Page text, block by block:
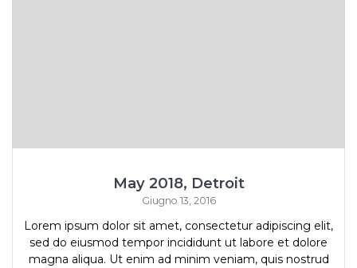
May 2018, Detroit
Giugno 13, 2016
Lorem ipsum dolor sit amet, consectetur adipiscing elit,
sed do eiusmod tempor incididunt ut labore et dolore
magna aliqua. Ut enim ad minim veniam, quis nostrud